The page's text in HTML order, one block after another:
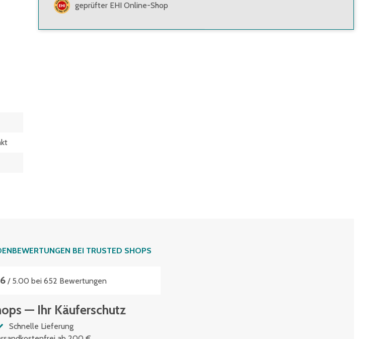
geprüfter EHI Online-Shop
BEI TRUSTED SHOPS
/ 5.00 bei 652 Bewertungen
— Ihr Käuferschutz
Schnelle Lieferung